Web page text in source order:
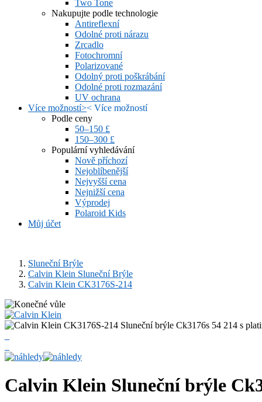
Two Tone
Nakupujte podle technologie
Antireflexní
Odolné proti nárazu
Zrcadlo
Fotochromní
Polarizované
Odolný proti poškrábání
Odolné proti rozmazání
UV ochrana
Více možností>< Více možností
Podle ceny
50–150 £
150–300 £
Populární vyhledávání
Nově příchozí
Nejoblíbenější
Nejvyšší cena
Nejnižší cena
Výprodej
Polaroid Kids
Můj účet
Sluneční Brýle
Calvin Klein Sluneční Brýle
Calvin Klein CK3176S-214
Calvin Klein Sluneční brýle